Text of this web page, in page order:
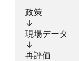
政策
↓
現場データ
↓
再評価